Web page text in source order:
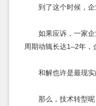
到了这个时候，企
如果应诉，一家
周期动辄长达1–2年，
和解也许是最现
那么，技术转型